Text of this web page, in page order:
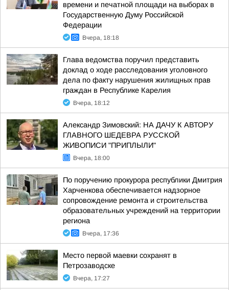
времени и печатной площади на выборах в
Государственную Думу Российской
Федерации
Вчера, 18:18
Глава ведомства поручил представить
доклад о ходе расследования уголовного
дела по факту нарушения жилищных прав
граждан в Республике Карелия
Вчера, 18:12
Александр Зимовский: НА ДАЧУ К АВТОРУ
ГЛАВНОГО ШЕДЕВРА РУССКОЙ
ЖИВОПИСИ "ПРИПЛЫЛИ"
Вчера, 18:00
По поручению прокурора республики Дмитрия
Харченкова обеспечивается надзорное
сопровождение ремонта и строительства
образовательных учреждений на территории
региона
Вчера, 17:36
Место первой маевки сохранят в
Петрозаводске
Вчера, 17:27